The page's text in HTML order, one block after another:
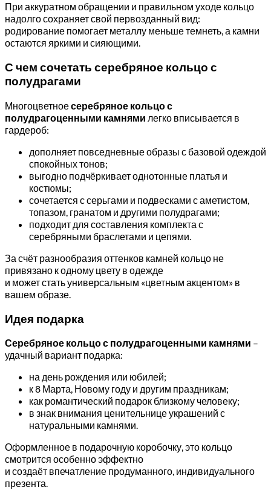
При аккуратном обращении и правильном уходе кольцо
надолго сохраняет свой первозданный вид:
родирование помогает металлу меньше темнеть, а камни
остаются яркими и сияющими.
С чем сочетать серебряное кольцо с
полудрагами
Многоцветноесеребряное кольцо с
полудрагоценными камнями легко вписывается в
гардероб:
дополняет повседневные образы с базовой одеждой
спокойных тонов;
выгодно подчёркивает однотонные платья и
костюмы;
сочетается с серьгами и подвесками с аметистом,
топазом, гранатом и другими полудрагами;
подходит для составления комплекта с
серебряными браслетами и цепями.
За счёт разнообразия оттенков камней кольцо не
привязано к одному цвету в одежде
и может стать универсальным «цветным акцентом» в
вашем образе.
Идея подарка
Серебряное кольцо с полудрагоценными камнями –
удачный вариант подарка:
на день рождения или юбилей;
к 8 Марта, Новому году и другим праздникам;
как романтический подарок близкому человеку;
в знак внимания ценительнице украшений с
натуральными камнями.
Оформленное в подарочную коробочку, это кольцо
смотрится особенно эффектно
и создаёт впечатление продуманного, индивидуального
презента.